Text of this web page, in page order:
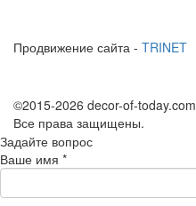
Продвижение сайта - TRINET
©2015-2026 decor-of-today.com
Все права защищены.
Задайте вопрос
Ваше имя *